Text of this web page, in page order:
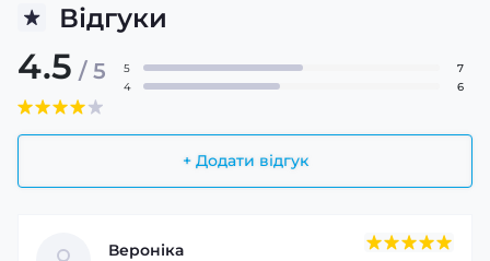
Відгуки
4.5 / 5
+ Додати відгук
5
7
4
6
Вероніка